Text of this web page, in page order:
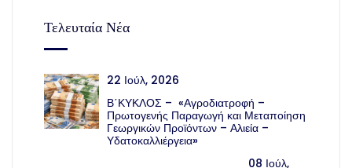
Τελευταία Νέα
22 Ιούλ, 2026
Β΄ΚΥΚΛΟΣ – «Αγροδιατροφή –
Πρωτογενής Παραγωγή και Μεταποίηση
Γεωργικών Προϊόντων – Αλιεία –
Υδατοκαλλιέργεια»
08 Ιούλ,